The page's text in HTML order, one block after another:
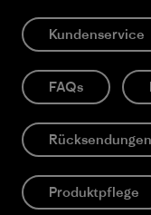
Kundenservice
FAQs
Rücksendungen
Produktpflege